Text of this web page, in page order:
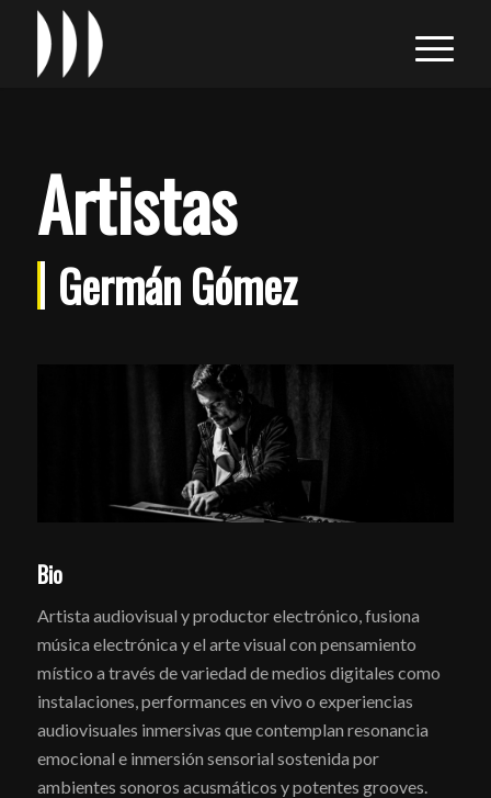
Artistas
Germán Gómez
Bio
Artista audiovisual y productor electrónico, fusiona
música electrónica y el arte visual con pensamiento
místico a través de variedad de medios digitales como
instalaciones, performances en vivo o experiencias
audiovisuales inmersivas que contemplan resonancia
emocional e inmersión sensorial sostenida por
ambientes sonoros acusmáticos y potentes grooves.